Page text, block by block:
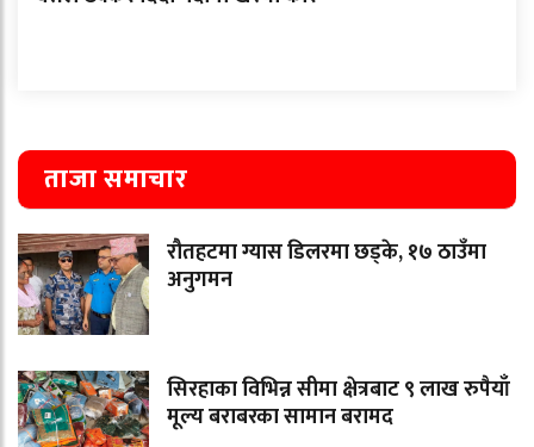
ताजा समाचार
रौतहटमा ग्यास डिलरमा छड्के, १७ ठाउँमा
अनुगमन
सिरहाका विभिन्न सीमा क्षेत्रबाट ९ लाख रुपैयाँ
मूल्य बराबरका सामान बरामद